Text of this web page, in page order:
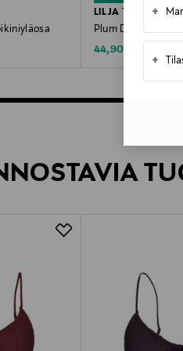
+
+
LILJA THE LABEL
Plum Drawstring -
Discounted Price
44,90 €